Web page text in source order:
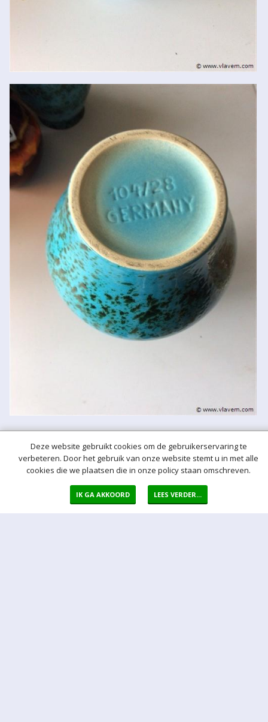
Meer hulp bij het bieden
Normaal bod
Bij een bod doet u een bieding in de vorm van een bepaald vast
bedrag per kavel
Auto bod (proxy bod)
Deze website gebruikt cookies om de gebruikerservaring te
verbeteren. Door het gebruik van onze website stemt u in met alle
cookies die we plaatsen die in onze policy staan omschreven.
IK GA AKKOORD LEES VERDER...